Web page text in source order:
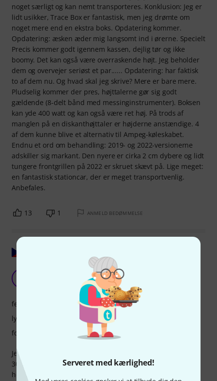
Serveret med kærlighed!
noget særligt og kan nemt transporteres. Konklusion: Jeg er
lidt usikker, Trace Box er fantastisk, men jeg drømte om
noget mere end en ekstra boks. Opdatering kommer.
Opdatering: æsken æder mig langsomt ind i ørerne. Specielt
Precis kommer godt igennem kassen, dejlig tør og ikke
boomy. Det kan også være overraskende højt. Jeg beholder
dem og overvejer seriøst et par...... Opdatering: har faktisk
to af dem nu. Og hvad skal jeg skrive? Mere er bare mere.
Pludselig kommer der pres, højttalerne gør sig godt
gældende (8-delt bånd med messinginstrumenter). Boksen
kan yde 400 watt og kan også være ret høj. På trods af
manglen på en diskanthøjttaler er højderne anstændige. 4
af dem kunne blive et alternativ til Ampeg-køleskabet.
Endnu et ord om behandling: 2019- og 2022-versionerne
adskiller sig markant. Den nyere er cirka 2 cm dybere og lidt
tungere frontgrillen på 2022 er skruet skævt på. Lige meget:
en fantastisk stationcar, der er meget transportvenlig.
Anbefales.
13 1 ANMELD BEDØMMELSE
Fremragende kompromis - pris-ydelse-vægt-lyd
Petr Langer 19.03.2018
Jeg ejer Trace Elliot 4x10, 1x15, 2x10 højttalere, 600W og
300W topstykker og en ELF forstærker. Jeg købte denne 208
højttaler primært til brug med ELF. Sammenlignet med TE
features
lyd
forarbejdning